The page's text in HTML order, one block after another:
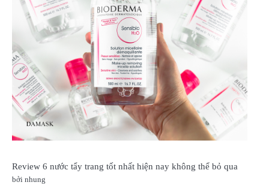
Review 6 nước tẩy trang tốt nhất hiện nay không thể bỏ qua
bởi nhung